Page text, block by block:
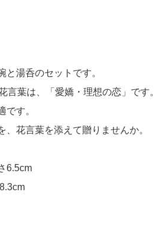
と湯呑のセットです。
言葉は、「愛嬌・理想の恋」です。
です。
花言葉を添えて贈りませんか。
6.5cm